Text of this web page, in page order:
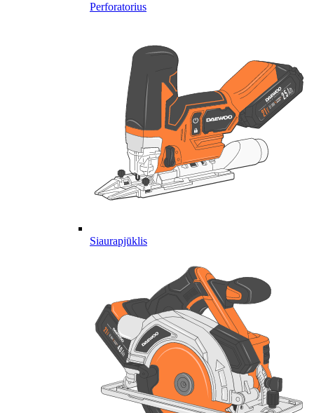
Perforatorius
Siaurapjūklis